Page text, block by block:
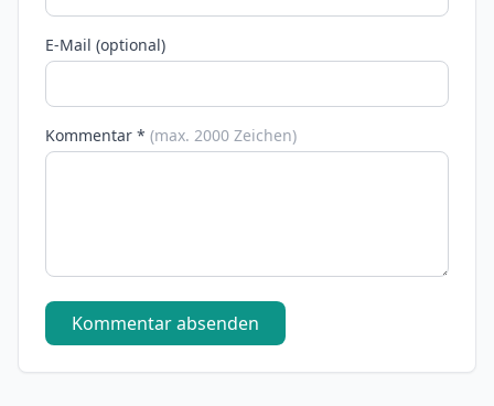
E-Mail (optional)
Kommentar * (max. 2000 Zeichen)
Kommentar absenden